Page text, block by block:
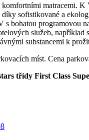
matracemi.
sofistikované a
bohatou programovou
služeb,
substancemi k
míst. Cena
třídy First Class